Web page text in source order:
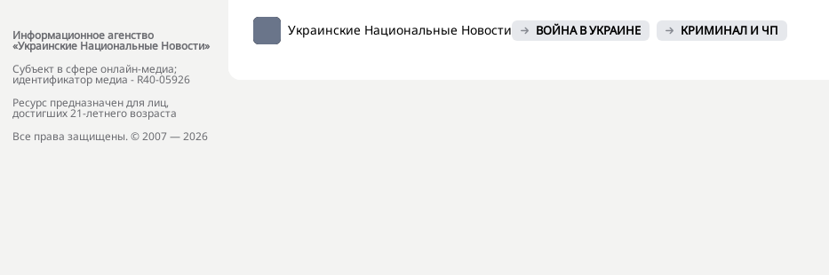
Информационное агенство
«Украинские Национальные Новости»
Субъект в сфере онлайн-медиа;
идентификатор медиа - R40-05926
Ресурс предназначен для лиц,
достигших 21-летнего возраста
Все права защищены. © 2007 — 2026
Украинские Национальные Новости ВОЙНА В УКРАИНЕ КРИМИНАЛ И ЧП